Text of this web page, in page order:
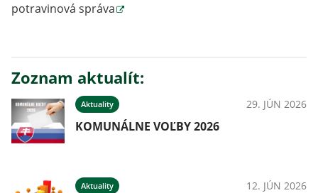
potravinová správa
Zoznam aktualít:
Aktuality 29. JÚN 2026
KOMUNÁLNE VOĽBY 2026
Aktuality 12. JÚN 2026